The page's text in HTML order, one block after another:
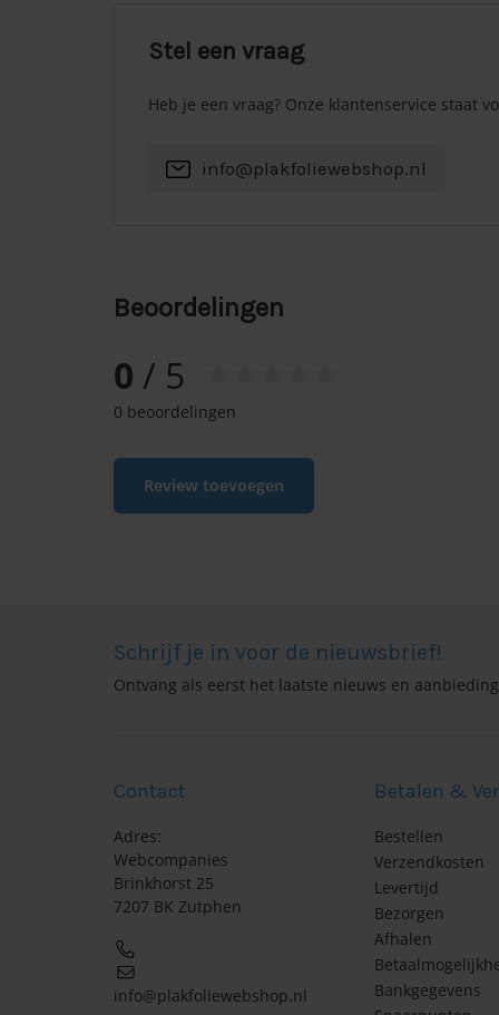
Stel een vraag
Heb je een vraag? Onze klantenservice staat
info@plakfoliewebshop.nl
Beoordelingen
0 / 5
0 beoordelingen
Review toevoegen
Schrijf je in voor de nieuwsbrief!
Ontvang als eerst het laatste nieuws en
Contact
Adres:
Webcompanies
Brinkhorst 25
7207 BK Zutphen
info@plakfoliewebshop.nl
Betalen &
Bestellen
Verzendkosten
Levertijd
Bezorgen
Afhalen
Bankgegevens